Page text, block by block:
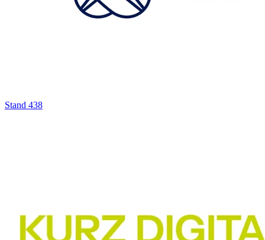
Stand 438